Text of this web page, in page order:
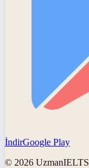
İndirGoogle Play
© 2026 UzmanIELTS